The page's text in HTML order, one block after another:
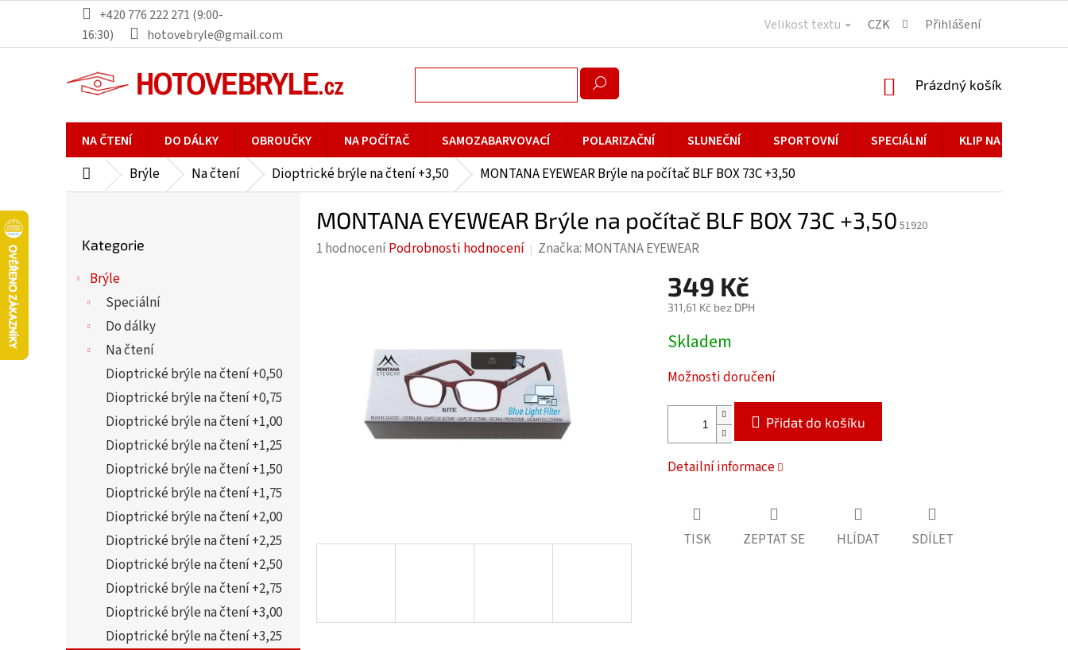
obsah
+420 776 222 271 (9:00-
16:30)
hotovebryle@gmail.com
Velikost textu CZK Přihlášení
NÁKUPNÍ
Prázdný košík
NA ČTENÍ DO DÁLKY OBROUČKY NA POČÍTAČ SAMOZABARVOVACÍ POLARIZAČNÍ SLUNEČNÍ SPORTOVNÍ SPECIÁLNÍ KLIP NA BRÝLE
DomůBrýle Na čtení Dioptrické brýle na čtení +3,50 MONTANA EYEWEAR Brýle na počítač BLF BOX 73C +3,50
kategorie
Kategorie
Brýle
Speciální
Do dálky
Na čtení
Dioptrické brýle na čtení +0,50
Dioptrické brýle na čtení +0,75
Dioptrické brýle na čtení +1,00
Dioptrické brýle na čtení +1,25
Dioptrické brýle na čtení +1,50
Dioptrické brýle na čtení +1,75
Dioptrické brýle na čtení +2,00
Dioptrické brýle na čtení +2,25
Dioptrické brýle na čtení +2,50
Dioptrické brýle na čtení +2,75
Dioptrické brýle na čtení +3,00
Dioptrické brýle na čtení +3,25
MONTANA EYEWEAR Brýle na počítač BLF BOX 73C +3,50 51920
Průměrné
hvězdiček.
1 hodnoceníPodrobnosti hodnocení Značka: MONTANA EYEWEAR
349 Kč
311,61 Kč bez DPH
Měrná
cena:
Skladem
Možnosti doručení
Přidat do košíku
Detailní informace
TISK ZEPTAT SE HLÍDAT SDÍLET